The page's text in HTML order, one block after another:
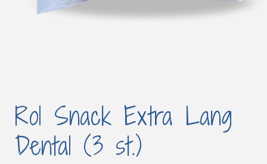
openen
in
modaal
Rol Snack Extra Lang
Dental (3 st.)